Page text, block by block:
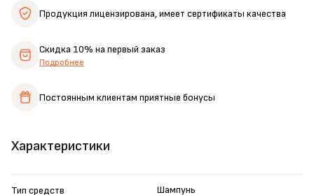
Характеристики
Тип средств Шампунь
Продукция лицензирована,имеет сертификаты качества
Скидка 10% на первый заказ
Подробнее
Постоянным клиентам приятные бонусы